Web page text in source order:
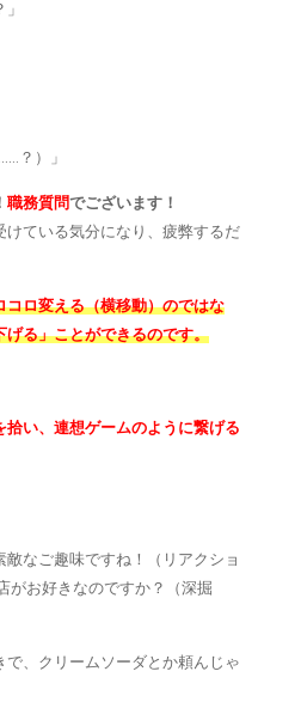
？）」
職務質問でございます！
けている気分になり、疲弊するだ
ロ変える（横移動）のではな
る」ことができるのです。
い、連想ゲームのように繋げる
なご趣味ですね！（リアクショ
がお好きなのですか？（深掘
、クリームソーダとか頼んじゃ